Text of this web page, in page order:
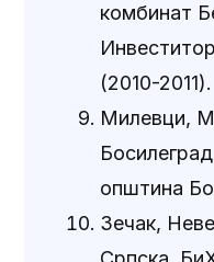
комбинат
(2010-2011).
Милевци,
општина
Зечак,